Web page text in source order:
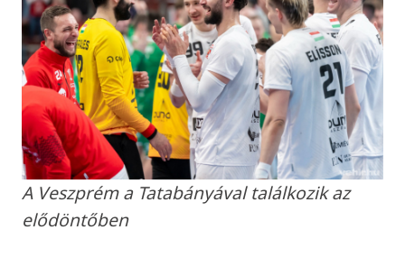
A Veszprém a Tatabányával találkozik az
elődöntőben